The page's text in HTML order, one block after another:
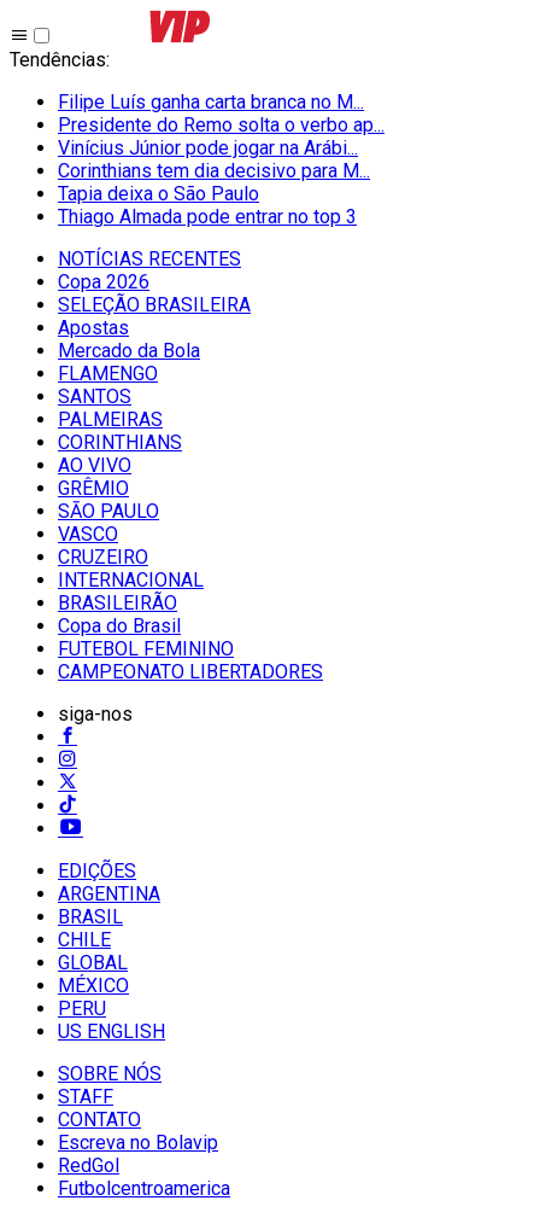
Tendências:
Filipe Luís ganha carta branca no M...
Presidente do Remo solta o verbo ap...
Vinícius Júnior pode jogar na Arábi...
Corinthians tem dia decisivo para M...
Tapia deixa o São Paulo
Thiago Almada pode entrar no top 3
NOTÍCIAS RECENTES
Copa 2026
SELEÇÃO BRASILEIRA
Apostas
Mercado da Bola
FLAMENGO
SANTOS
PALMEIRAS
CORINTHIANS
AO VIVO
GRÊMIO
SĀO PAULO
VASCO
CRUZEIRO
INTERNACIONAL
BRASILEIRÃO
Copa do Brasil
FUTEBOL FEMININO
CAMPEONATO LIBERTADORES
siga-nos
EDIÇÕES
ARGENTINA
BRASIL
CHILE
GLOBAL
MÉXICO
PERU
US ENGLISH
SOBRE NÓS
STAFF
CONTATO
Escreva no Bolavip
RedGol
Futbolcentroamerica